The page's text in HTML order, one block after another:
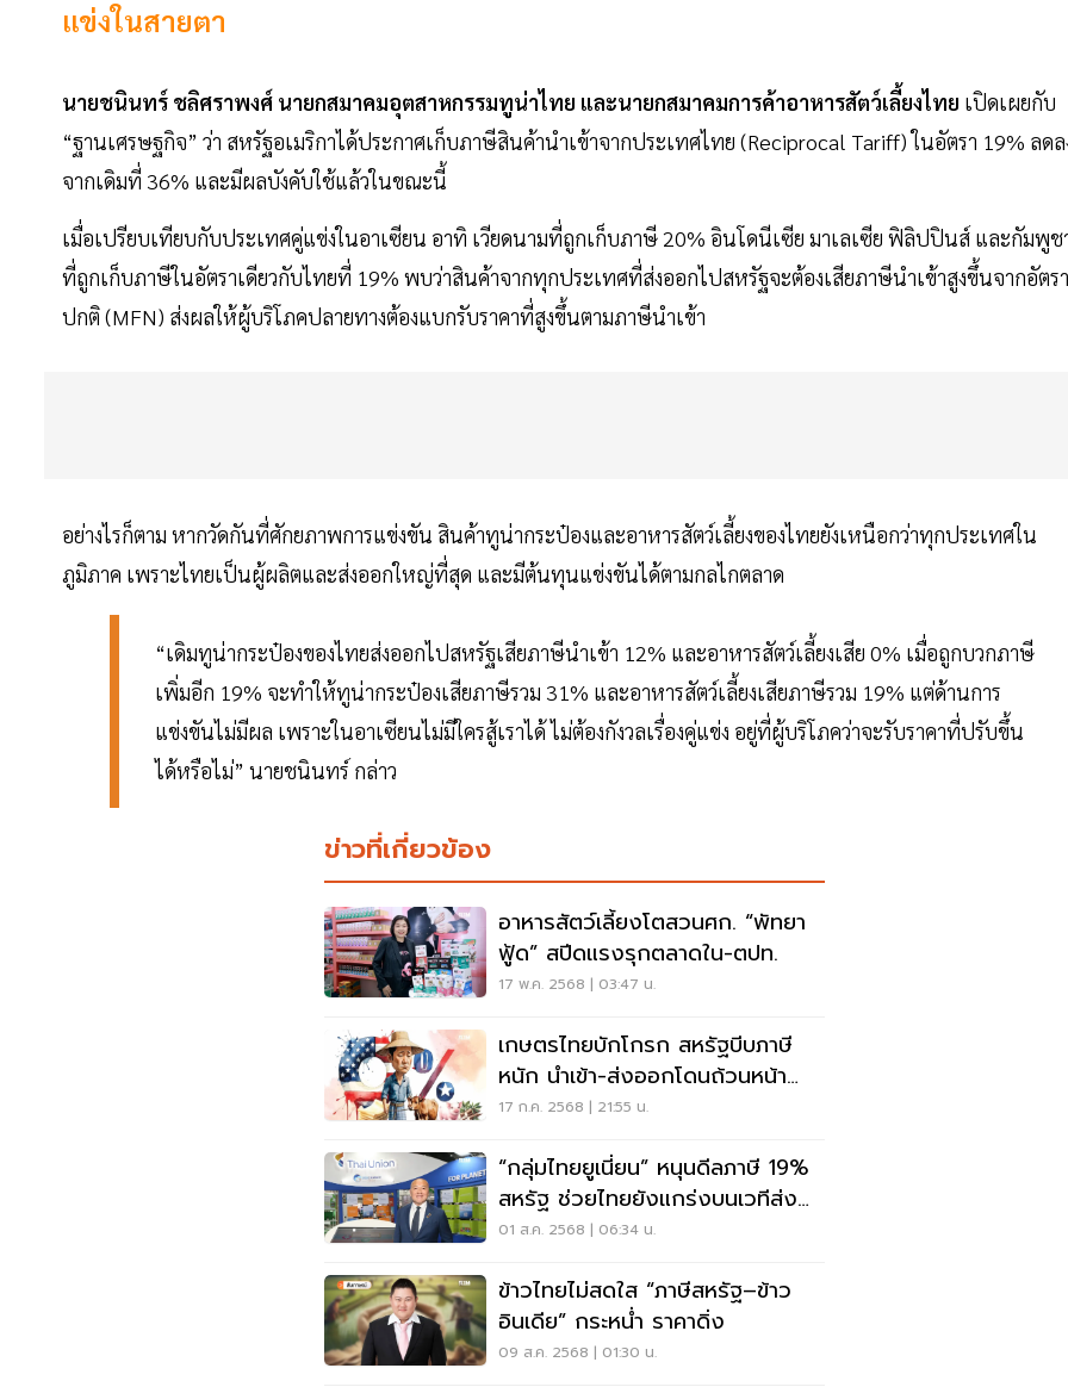
แข่งในสายตา
นายชนินทร์ ชลิศราพงศ์ นายกสมาคมอุตสาหกรรมทูน่าไทย และนายกสมาคมการค้าอาหารสัตว์เลี้ยงไทย เปิดเผยกับ
“ฐานเศรษฐกิจ” ว่า สหรัฐอเมริกาได้ประกาศเก็บภาษีสินค้านำเข้าจากประเทศไทย (Reciprocal Tariff) ในอัตรา 19% ลดล
จากเดิมที่ 36% และมีผลบังคับใช้แล้วในขณะนี้
เมื่อเปรียบเทียบกับประเทศคู่แข่งในอาเซียน อาทิ เวียดนามที่ถูกเก็บภาษี 20% อินโดนีเซีย มาเลเซีย ฟิลิปปินส์ และกัมพูช
ที่ถูกเก็บภาษีในอัตราเดียวกับไทยที่ 19% พบว่าสินค้าจากทุกประเทศที่ส่งออกไปสหรัฐจะต้องเสียภาษีนำเข้าสูงขึ้นจากอัตรา
ปกติ (MFN) ส่งผลให้ผู้บริโภคปลายทางต้องแบกรับราคาที่สูงขึ้นตามภาษีนำเข้า
อย่างไรก็ตาม หากวัดกันที่ศักยภาพการแข่งขัน สินค้าทูน่ากระป๋องและอาหารสัตว์เลี้ยงของไทยยังเหนือกว่าทุกประเทศใน
ภูมิภาค เพราะไทยเป็นผู้ผลิตและส่งออกใหญ่ที่สุด และมีต้นทุนแข่งขันได้ตามกลไกตลาด
“เดิมทูน่ากระป๋องของไทยส่งออกไปสหรัฐเสียภาษีนำเข้า 12% และอาหารสัตว์เลี้ยงเสีย 0% เมื่อถูกบวกภาษี
เพิ่มอีก 19% จะทำให้ทูน่ากระป๋องเสียภาษีรวม 31% และอาหารสัตว์เลี้ยงเสียภาษีรวม 19% แต่ด้านการ
แข่งขันไม่มีผล เพราะในอาเซียนไม่มีใครสู้เราได้ ไม่ต้องกังวลเรื่องคู่แข่ง อยู่ที่ผู้บริโภคว่าจะรับราคาที่ปรับขึ้น
ได้หรือไม่” นายชนินทร์ กล่าว
ข่าวที่เกี่ยวข้อง
อาหารสัตว์เลี้ยงโตสวนศก. “พัทยา
ฟู้ด” สปีดแรงรุกตลาดใน-ตปท.
17 พ.ค. 2568 | 03:47 น.
เกษตรไทยบักโกรก สหรัฐบีบภาษี
หนัก นำเข้า-ส่งออกโดนถ้วนหน้า
หมู-โค-ไก่-ข้าวโพด ผวาสิ้นอาชีพ
17 ก.ค. 2568 | 21:55 น.
“กลุ่มไทยยูเนี่ยน” หนุนดีลภาษี 19%
สหรัฐ ช่วยไทยยังแกร่งบนเวทีส่ง
ออกโลก
01 ส.ค. 2568 | 06:34 น.
ข้าวไทยไม่สดใส “ภาษีสหรัฐ–ข้าว
อินเดีย” กระหน่ำ ราคาดิ่ง
09 ส.ค. 2568 | 01:30 น.